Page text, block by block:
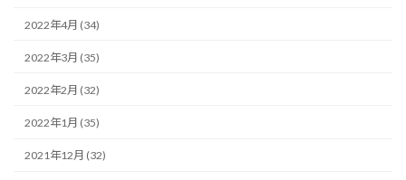
2022年4月 (34)
2022年3月 (35)
2022年2月 (32)
2022年1月 (35)
2021年12月 (32)